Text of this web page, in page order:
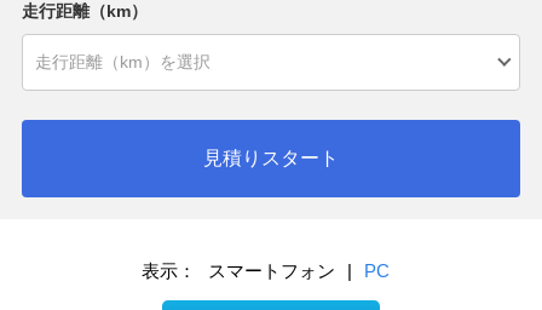
走行距離（km）
見積りスタート
表示： スマートフォン | PC